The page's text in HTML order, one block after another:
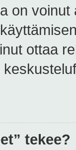
on
ottaa
tekee?